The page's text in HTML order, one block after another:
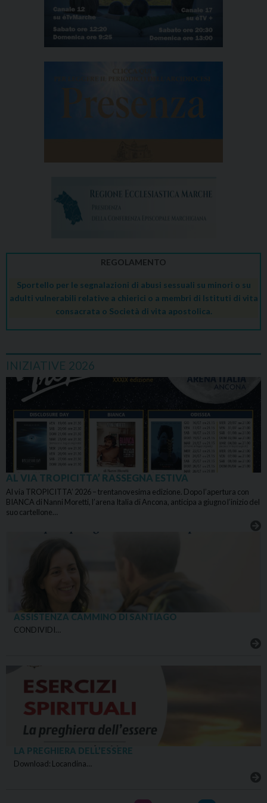
REGOLAMENTO
Sportello per le segnalazioni di abusi sessuali su minori o su
adulti vulnerabili relative a chierici o a membri di Istituti di vita
consacrata o Società di vita apostolica.
INIZIATIVE 2026
AL VIA TROPICITTA’ RASSEGNA ESTIVA
Al via TROPICITTA’ 2026 – trentanovesima edizione. Dopo l’apertura con
BIANCA di Nanni Moretti, l’arena Italia di Ancona, anticipa a giugno l’inizio del
suo cartellone…
ASSISTENZA CAMMINO DI SANTIAGO
CONDIVIDI…
LA PREGHIERA DELL’ESSERE
Download: Locandina…